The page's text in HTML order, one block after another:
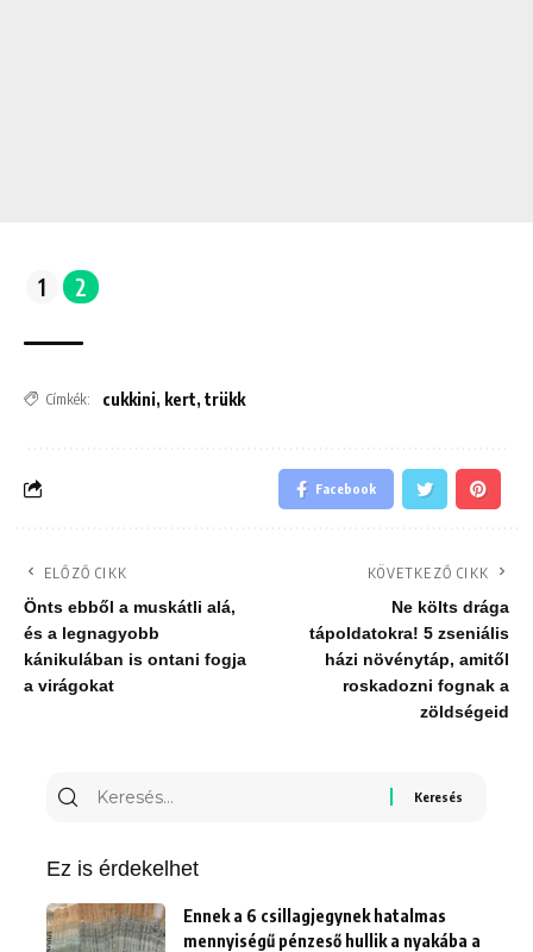
1 2
Címkék: cukkini, kert, trükk
Facebook
ELŐZŐ CIKK
Önts ebből a muskátli alá,
és a legnagyobb
kánikulában is ontani fogja
a virágokat
KÖVETKEZŐ CIKK
Ne költs drága
tápoldatokra! 5 zseniális
házi növénytáp, amitől
roskadozni fognak a
zöldségeid
Keresés
Ez is érdekelhet
Ennek a 6 csillagjegynek hatalmas
mennyiségű pénzeső hullik a nyakába a